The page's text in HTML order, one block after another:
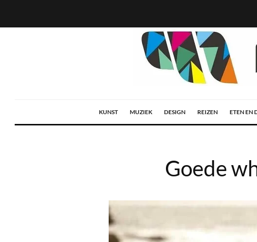
KUNST MUZIEK DESIGN REIZEN ETEN EN
Goede